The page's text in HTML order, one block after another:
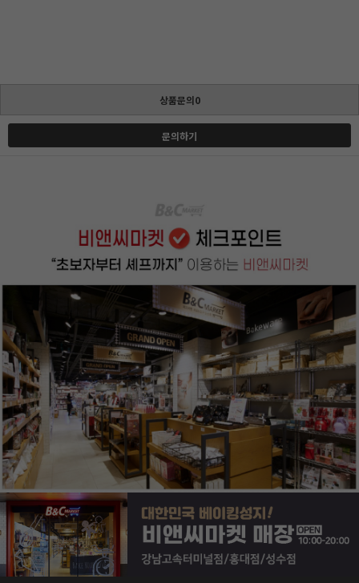
상품문의0
문의하기